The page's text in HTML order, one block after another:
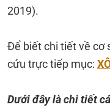
2019).
Để biết chi tiết về cơ
cứu trực tiếp mục:
Dưới đây là chi tiết